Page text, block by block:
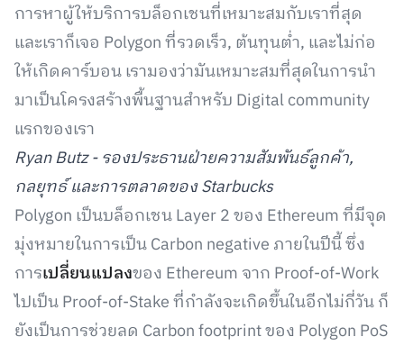
การหาผู้ให้บริการบล็อกเชนที่เหมาะสมกับเราที่สุด
และเราก็เจอ Polygon ที่รวดเร็ว, ต้นทุนต่ำ, และไม่ก่อ
ให้เกิดคาร์บอน เรามองว่ามันเหมาะสมที่สุดในการนำ
มาเป็นโครงสร้างพื้นฐานสำหรับ Digital community
แรกของเรา
Ryan Butz - รองประธานฝ่ายความสัมพันธ์ลูกค้า,
กลยุทธ์ และการตลาดของ Starbucks
Polygon เป็นบล็อกเชน Layer 2 ของ Ethereum ที่มีจุด
มุ่งหมายในการเป็น Carbon negative ภายในปีนี้ ซึ่ง
การเปลี่ยนแปลงของ Ethereum จาก Proof-of-Work
ไปเป็น Proof-of-Stake ที่กำลังจะเกิดขึ้นในอีกไม่กี่วัน ก็
ยังเป็นการช่วยลด Carbon footprint ของ Polygon PoS